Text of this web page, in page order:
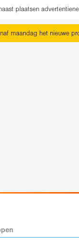
plaatsen
maandag het nieuwe